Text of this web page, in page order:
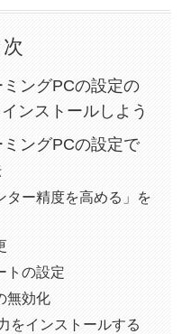
次
ミングPCの設定の
ンストールしよう
ミングPCの設定で
ター精度を高める」を
トの設定
無効化
をインストールする